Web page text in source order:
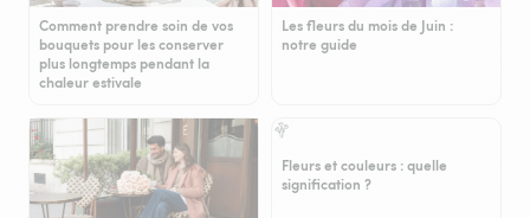
Comment prendre soin de vos
bouquets pour les conserver
plus longtemps pendant la
chaleur estivale
Les fleurs du mois de Juin :
notre guide
Fleurs et couleurs : quelle
signification ?